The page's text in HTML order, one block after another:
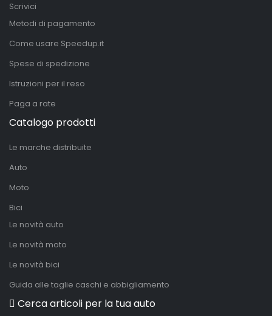
Scrivici
Metodi di pagamento
Come usare Speedup.it
Spese di spedizione
Istruzioni per il reso
Paga a rate
Catalogo prodotti
Le marche distribuite
Auto
Moto
Bici
Le novità auto
Le novità moto
Le novità bici
Guida alle taglie caschi e abbigliamento
Cerca articoli per la tua auto